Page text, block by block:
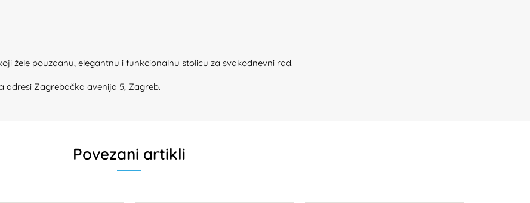
žele pouzdanu, elegantnu i funkcionalnu stolicu za svakodnevni rad.
adresi Zagrebačka avenija 5, Zagreb.
Povezani artikli